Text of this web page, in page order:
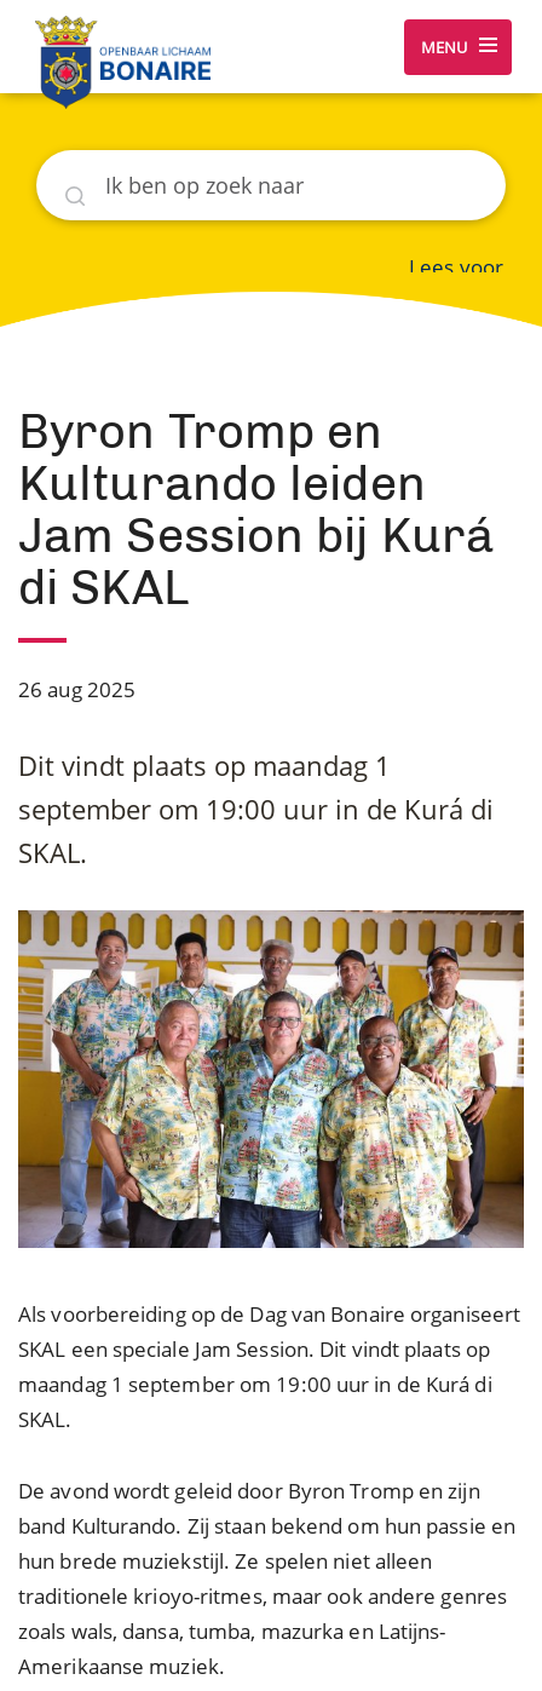
MENU
Zoeken
Lees voor
Byron Tromp en
Kulturando leiden
Jam Session bij Kurá
di SKAL
26 aug 2025
Dit vindt plaats op maandag 1
september om 19:00 uur in de Kurá di
SKAL.
Als voorbereiding op de Dag van Bonaire organiseert
SKAL een speciale Jam Session. Dit vindt plaats op
maandag 1 september om 19:00 uur in de Kurá di
SKAL.
De avond wordt geleid door Byron Tromp en zijn
band Kulturando. Zij staan bekend om hun passie en
hun brede muziekstijl. Ze spelen niet alleen
traditionele krioyo-ritmes, maar ook andere genres
zoals wals, dansa, tumba, mazurka en Latijns-
Amerikaanse muziek.